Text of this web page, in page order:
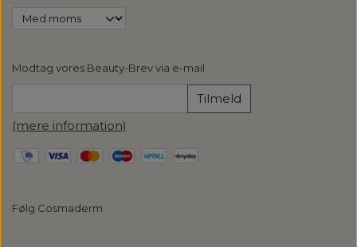
Modtag vores Beauty-Brev via e-mail
Tilmeld
(mere information)
Følg Cosmaderm